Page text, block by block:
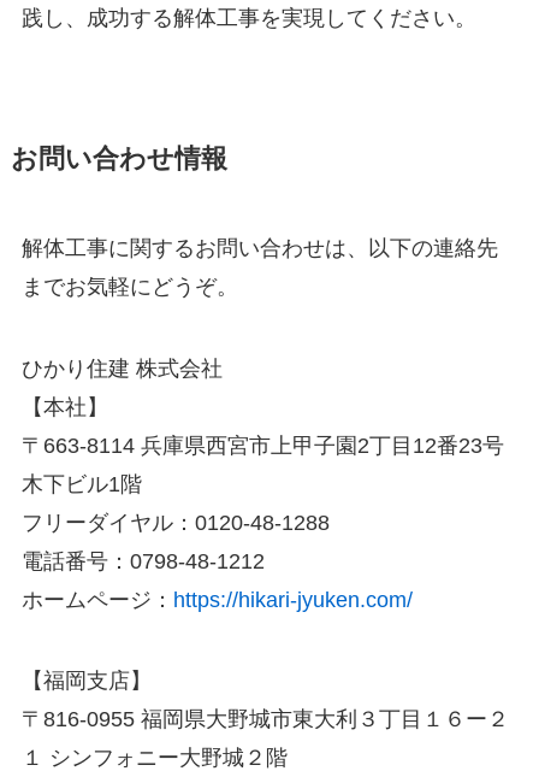
践し、成功する解体工事を実現してください。
お問い合わせ情報
解体工事に関するお問い合わせは、以下の連絡先
までお気軽にどうぞ。
ひかり住建 株式会社
【本社】
〒663-8114 兵庫県西宮市上甲子園2丁目12番23号
木下ビル1階
フリーダイヤル：0120-48-1288
電話番号：0798-48-1212
ホームページ： https://hikari-jyuken.com/
【福岡支店】
〒816-0955 福岡県大野城市東大利３丁目１６ー２
１ シンフォニー大野城２階